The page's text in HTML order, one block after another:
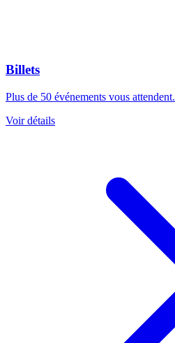
Billets
Plus de 50 événements vous attendent.
Voir détails